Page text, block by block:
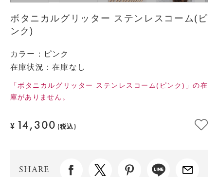
ボタニカルグリッター ステンレスコーム(ピ
ンク)
カラー ：
ピンク
在庫状況：在庫なし
「ボタニカルグリッター ステンレスコーム(ピンク)」の在
庫がありません。
¥ 14,300 (税込)
SHARE